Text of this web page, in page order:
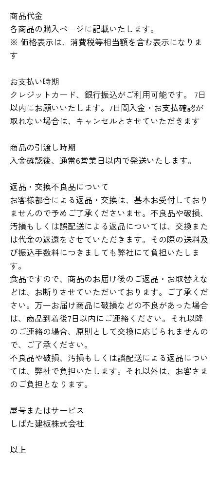
商品代金
各商品の購入ページに記載いたします。
※ 価格表示は、消費税等相当額を含む表示になりま
す
お支払い時期
クレジットカード、銀行振込がご利用可能です。 7日
以内にお願いいたします。7日間入金・お支払確認が
取れない場合は、キャンセルとさせていただきます
商品の引渡し時期
入金確認後、通常6営業日以内で発送いたします。
返品・交換不良品について
お客様都合による返品・交換は、基本お受付しており
ませんので予めご了承くださいませ。不良品や破損、
汚損もしくは誤配送による返品については、交換また
は代金の返還をさせていただきます。その際の送料及
び振込手数料につきましても弊社にて負担いたしま
す。
食品ですので、商品のお届け後のご返品・お取替えな
どは、お断りさせていただいております。ご了承くだ
さい。万一お届け商品に破損などの不良があった場合
は、商品到着後7日以内にご連絡ください。それ以降
のご連絡の場合、原則として交換に応じられませんの
で、ご了承ください。
不良品や破損、汚損もしくは誤配送による返品につい
ては、弊社で負担いたします。それ以外は、お客さま
のご負担となります。
屋号またはサービス
しばた建板株式会社
以上